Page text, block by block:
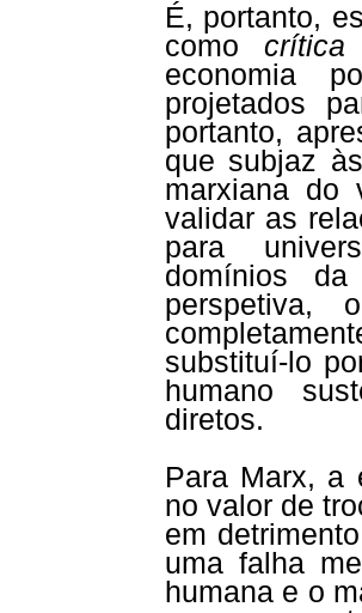
É, portanto,
como crítica
economia
projetados
portanto,
que subjaz
marxiana do
validar as
para
domínios
perspetiva,
substituí-lo
humano
diretos.
Para Marx, a
no valor de
em
uma falha
humana e o